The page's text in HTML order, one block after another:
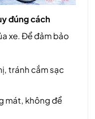
đúng cách
xe. Để đảm bảo
tránh cắm sạc
mát, không để